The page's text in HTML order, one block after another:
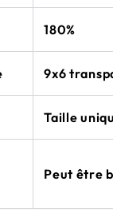
180%
9x6
Taille
Peut être